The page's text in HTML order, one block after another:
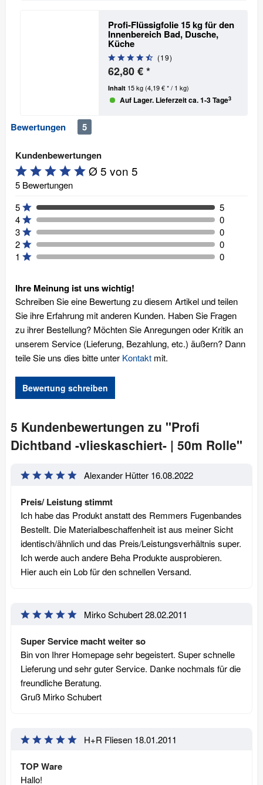
Profi-Flüssigfolie 15 kg für den
Innenbereich Bad, Dusche,
Küche
(19)
62,80 € *
Inhalt 15 kg(4,19 € * / 1 kg)
Auf Lager. Lieferzeit ca. 1-3 Tage3
Bewertungen 5
Kundenbewertungen
Ø 5 von 5
5 Bewertungen
5
5
4
0
3
0
2
0
1
0
Ihre Meinung ist uns wichtig!
Schreiben Sie eine Bewertung zu diesem Artikel und teilen
Sie ihre Erfahrung mit anderen Kunden. Haben Sie Fragen
zu ihrer Bestellung? Möchten Sie Anregungen oder Kritik an
unserem Service (Lieferung, Bezahlung, etc.) äußern? Dann
teile Sie uns dies bitte unter Kontakt mit.
Bewertung schreiben
5 Kundenbewertungen zu "Profi
Dichtband -vlieskaschiert- | 50m Rolle"
Alexander Hütter 16.08.2022
Preis/ Leistung stimmt
Ich habe das Produkt anstatt des Remmers Fugenbandes
Bestellt. Die Materialbeschaffenheit ist aus meiner Sicht
identisch/ähnlich und das Preis/Leistungsverhältnis super.
Ich werde auch andere Beha Produkte ausprobieren.
Hier auch ein Lob für den schnellen Versand.
Mirko Schubert28.02.2011
Super Service macht weiter so
Bin von Ihrer Homepage sehr begeistert. Super schnelle
Lieferung und sehr guter Service. Danke nochmals für die
freundliche Beratung.
Gruß Mirko Schubert
H+R Fliesen 18.01.2011
TOP Ware
Hallo!